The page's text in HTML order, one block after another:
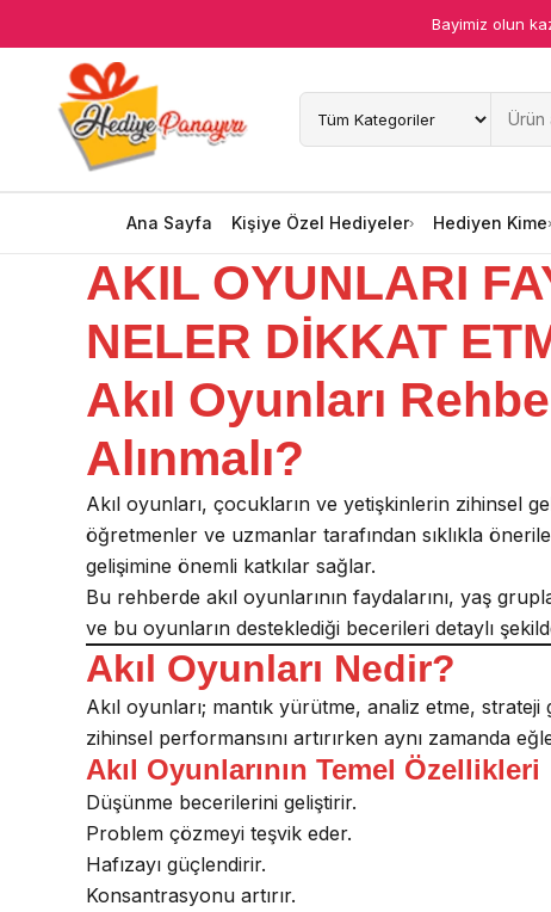
Bayimiz olun
Ana Sayfa Kişiye Özel Hediyeler Hediyen Kime
Ana Sayfa
Kişiye Özel Hediyeler
Hediyen Kime
Mesleklere Özel Hediyeler
Özel Günler
Öğrenci Motivasyon Hediyeleri
Yaka Rozeti
Farklı Hediyeler
AKIL OYUNLARI
NELER DİKKAT
Akıl Oyunları
Alınmalı?
Akıl oyunları, çocukların ve yetişkinlerin zihinsel
öğretmenler ve uzmanlar tarafından sıklıkla
gelişimine önemli katkılar sağlar.
Bu rehberde akıl oyunlarının faydalarını, yaş
ve bu oyunların desteklediği becerileri detaylı
Akıl Oyunları Nedir?
Akıl oyunları; mantık yürütme, analiz etme,
zihinsel performansını artırırken aynı zamanda
Akıl Oyunlarının Temel Özellikleri
Düşünme becerilerini geliştirir.
Problem çözmeyi teşvik eder.
Hafızayı güçlendirir.
Konsantrasyonu artırır.